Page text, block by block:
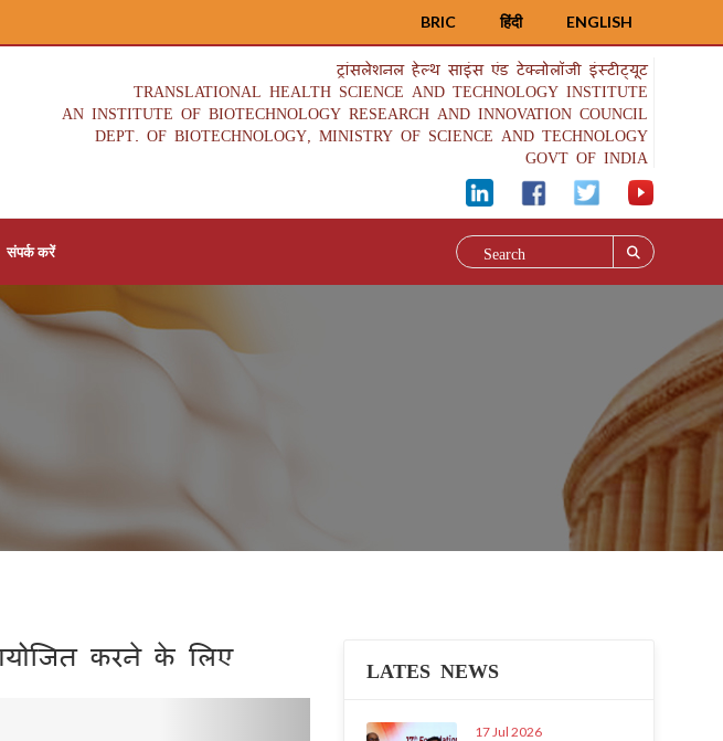
ENGLISH
हिंदी
BRIC
ट्रांसलेशनल हेल्थ साइंस एंड टेक्नोलॉजी इंस्टीट्यूट
TRANSLATIONAL HEALTH SCIENCE AND TECHNOLOGY INSTITUTE
AN INSTITUTE OF BIOTECHNOLOGY RESEARCH AND INNOVATION COUNCIL
DEPT. OF BIOTECHNOLOGY, MINISTRY OF SCIENCE AND TECHNOLOGY
GOVT OF INDIA
संपर्क करें
करने के लिए LATES NEWS
17 Jul 2026